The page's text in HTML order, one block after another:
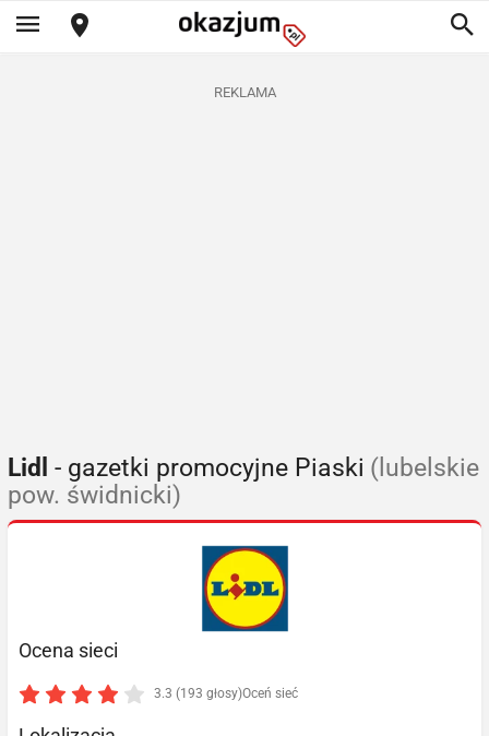
REKLAMA
Lidl - gazetki promocyjne Piaski (lubelskie
pow. świdnicki)
Ocena sieci
3.3 (193 głosy)Oceń sieć